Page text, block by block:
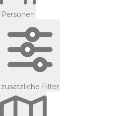
Personen
zusätzliche Filter